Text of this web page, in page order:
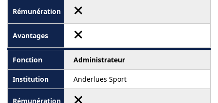
Administrateur
Anderlues Sport